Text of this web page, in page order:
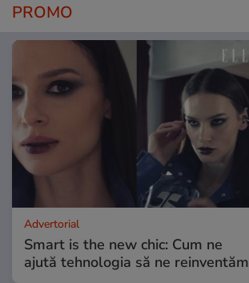
PROMO
Advertorial
Smart is the new chic: Cum ne
ajută tehnologia să ne reinventăm